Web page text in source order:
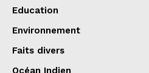
Education
Environnement
Faits divers
Océan Indien